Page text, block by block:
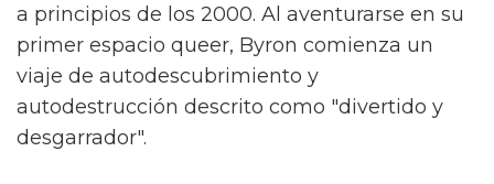
a principios de los 2000. Al aventurarse en su
primer espacio queer, Byron comienza un
viaje de autodescubrimiento y
autodestrucción descrito como "divertido y
desgarrador".